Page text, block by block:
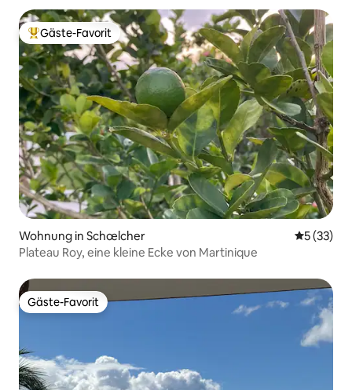
Beliebter Gäste-Favorit.
Gäste-Favorit
Wohnung in Schœlcher
5 (33)
Plateau Roy, eine kleine Ecke von Martinique
Gäste-Favorit
Gäste-Favorit